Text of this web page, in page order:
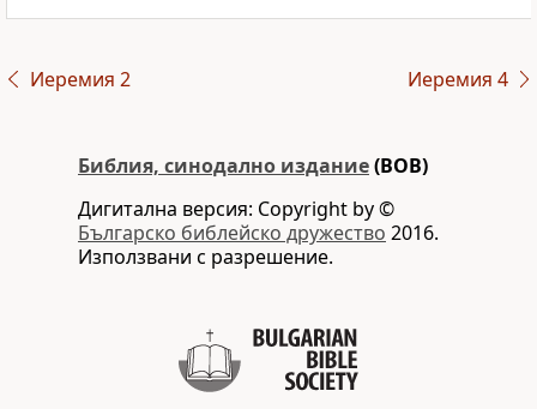
Иеремия 2 Иеремия 4
Библия, синодално издание(BOB)
Дигитална версия: Copyright by ©
Българско библейско дружество 2016.
Използвани с разрешение.